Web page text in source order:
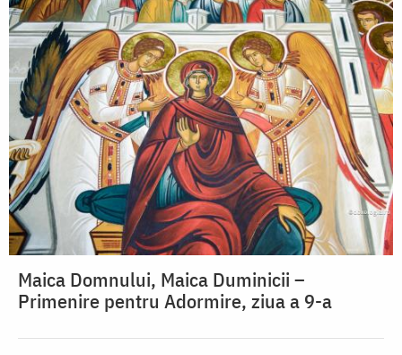
Maica Domnului, Maica Duminicii –
Primenire pentru Adormire, ziua a 9-a